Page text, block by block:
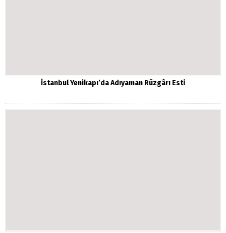
İstanbul Yenikapı’da Adıyaman Rüzgârı Esti